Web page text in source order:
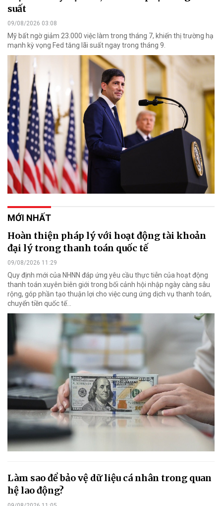
suất
09/08/2026 03:08
Mỹ bất ngờ giảm 23.000 việc làm trong tháng 7, khiến thị trường hạ
mạnh kỳ vọng Fed tăng lãi suất ngay trong tháng 9.
MỚI NHẤT
Hoàn thiện pháp lý với hoạt động tài khoản
đại lý trong thanh toán quốc tế
09/08/2026 11:29
Quy định mới của NHNN đáp ứng yêu cầu thực tiễn của hoạt động
thanh toán xuyên biên giới trong bối cảnh hội nhập ngày càng sâu
rộng, góp phần tạo thuận lợi cho việc cung ứng dịch vụ thanh toán,
chuyển tiền quốc tế...
Làm sao để bảo vệ dữ liệu cá nhân trong quan
hệ lao động?